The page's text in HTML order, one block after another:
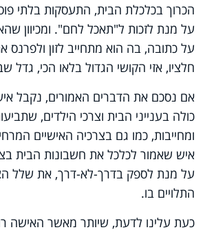
הכרוך בכלכלת הבית, התעסקות בלתי
על מנת לזכות ל"תאכל לחם". ומכיוון
על כתובה, בה הוא מתחייב לזון ולפרנס
חלציו, אזי הקושי הגדול בלאו הכי, גדל
אם נסכם את הדברים האמורים, נקבל
כולה בענייני הבית וצרכי הילדים,
ומחייבות, כמו גם בצרכיה האישיים
איש שאמור לכלכל את חשבונות הבית
על מנת לספק בדרך-לא-דרך, את שלל
התלויים בו.
כעת עלינו לדעת, שיותר מאשר האישה